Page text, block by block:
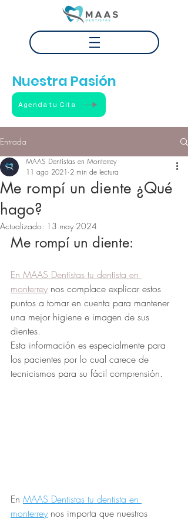
Nuestra Pasión
Agenda tu Cita
Entrada
Me rompí un diente ¿Qué
hago?
MAAS Dentistas en Monterrey
11 ago 2021 2 min de lectura
Actualizado: 13 may 2024
Me rompí un diente:
En MAAS Dentistas tu dentista en
monterrey nos complace explicar estos
puntos a tomar en cuenta para mantener
una mejor higiene e imagen de sus
dientes.
Esta información es especialmente para
los pacientes por lo cual carece de
tecnicismos para su fácil comprensión.
En MAAS Dentistas tu dentista en
monterrey nos importa que nuestros